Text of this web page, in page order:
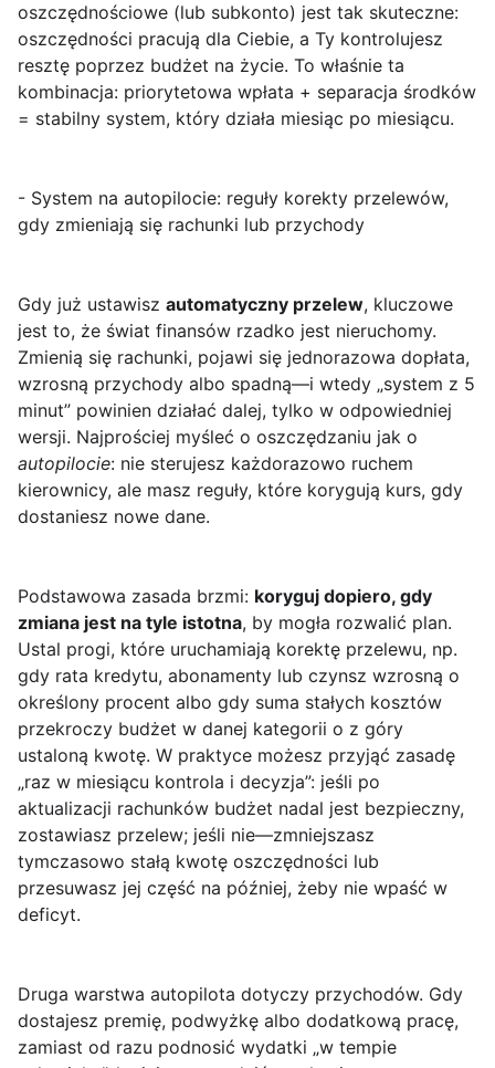
oszczędnościowe (lub subkonto) jest tak skuteczne:
oszczędności pracują dla Ciebie, a Ty kontrolujesz
resztę poprzez budżet na życie. To właśnie ta
kombinacja: priorytetowa wpłata + separacja środków
= stabilny system, który działa miesiąc po miesiącu.
- System na autopilocie: reguły korekty przelewów,
gdy zmieniają się rachunki lub przychody
Gdy już ustawisz automatyczny przelew, kluczowe
jest to, że świat finansów rzadko jest nieruchomy.
Zmienią się rachunki, pojawi się jednorazowa dopłata,
wzrosną przychody albo spadną—i wtedy „system z 5
minut” powinien działać dalej, tylko w odpowiedniej
wersji. Najprościej myśleć o oszczędzaniu jak o
autopilocie: nie sterujesz każdorazowo ruchem
kierownicy, ale masz reguły, które korygują kurs, gdy
dostaniesz nowe dane.
Podstawowa zasada brzmi: koryguj dopiero, gdy
zmiana jest na tyle istotna, by mogła rozwalić plan.
Ustal progi, które uruchamiają korektę przelewu, np.
gdy rata kredytu, abonamenty lub czynsz wzrosną o
określony procent albo gdy suma stałych kosztów
przekroczy budżet w danej kategorii o z góry
ustaloną kwotę. W praktyce możesz przyjąć zasadę
„raz w miesiącu kontrola i decyzja”: jeśli po
aktualizacji rachunków budżet nadal jest bezpieczny,
zostawiasz przelew; jeśli nie—zmniejszasz
tymczasowo stałą kwotę oszczędności lub
przesuwasz jej część na później, żeby nie wpaść w
deficyt.
Druga warstwa autopilota dotyczy przychodów. Gdy
dostajesz premię, podwyżkę albo dodatkową pracę,
zamiast od razu podnosić wydatki „w tempie